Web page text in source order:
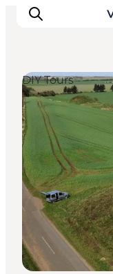
Inspiratie
Wat te doen
Plan je reis
DIY Tours